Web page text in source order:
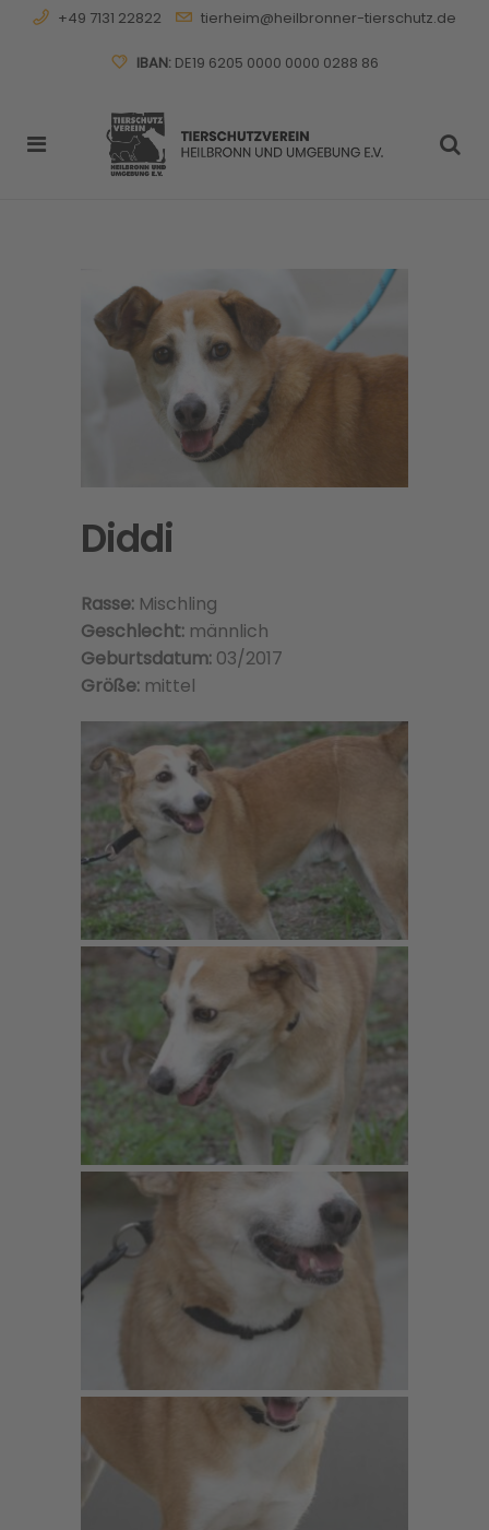
+49 7131 22822 tierheim@heilbronner-tierschutz.de
IBAN:DE19 6205 0000 0000 0288 86
Diddi
Rasse: Mischling
Geschlecht: männlich
Geburtsdatum: 03/2017
Größe: mittel